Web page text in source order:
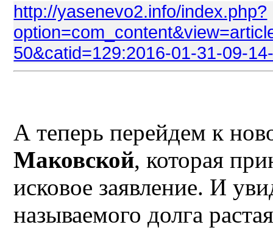
http://yasenevo2.info/index.php?
50&catid=129:2016-01-31-09-
А теперь перейдем к
Маковской, которая
исковое заявление. И
называемого долга